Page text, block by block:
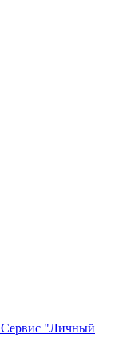
Сервис "Личный